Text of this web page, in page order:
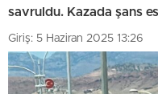
savruldu. Kazada şans
Giriş: 5 Haziran 2025 13:26